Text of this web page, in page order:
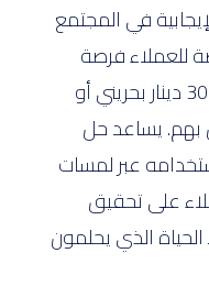
في المجتمع
للعملاء فرصة
الدخول في السحب عند ادخار 300 دينار بحريني أو
بهم. يساعد حل
عبر لمسات
على تحقيق
الذي يحلمون